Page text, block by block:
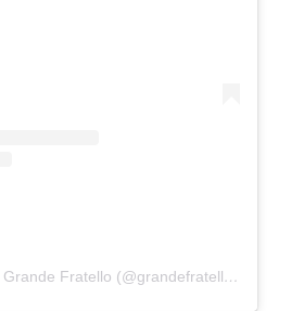
Un post condiviso da Grande Fratello (@grandefratellotv)